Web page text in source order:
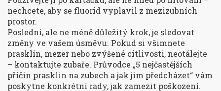
nechcete, aby se fluorid vyplavil z mezizubních
prostor.
Poslední, ale ne méně důležitý krok, je sledovat
změny ve vašem úsměvu. Pokud si všimnete
prasklin, mezer nebo zvýšené citlivosti, neotálejte
– kontaktujte zubaře. Průvodce „5 nejčastějších
příčin prasklin na zubech a jak jim předcházet“ vám
poskytne konkrétní rady, jak zamezit poškození.